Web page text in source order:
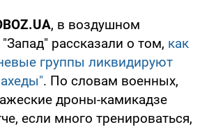
, в воздушном
рассказали о том, как
группы ликвидируют
. По словам военных,
дроны-камикадзе
если много тренироваться,